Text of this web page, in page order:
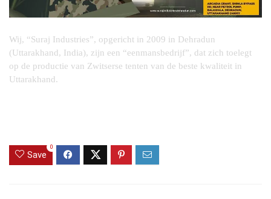
Wij, “Suraj Industries”, opgericht in 2009 in Dehradun
(Uttarakhand, India), zijn een “eenmansbedrijf”, dat zich toelegt
op de productie van Zwitserse tenten van de beste kwaliteit in
Uttarakhand.
Save
0